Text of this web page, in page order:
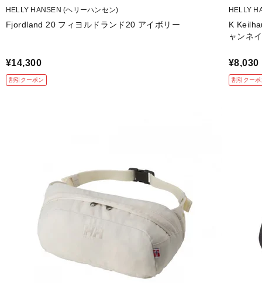
HELLY HANSEN (ヘリーハンセン)
Fjordland 20 フィヨルドランド20 アイボリー
¥14,300
割引クーポン
HELLY
K
ャンネ
¥8,030
割引クーポ